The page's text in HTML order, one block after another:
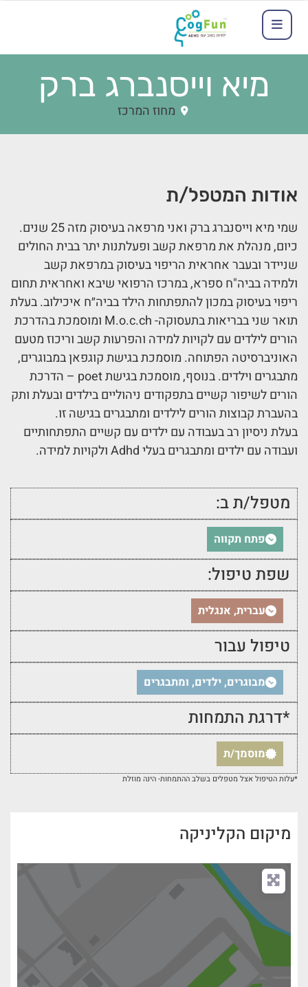
מיא וייסנברג ברק
מחוז המרכז
אודות המטפל/ת
שמי מיא וייסנברג ברק ואני מרפאה בעיסוק מזה 25 שנים.
כיום, מנהלת את מרפאת קשב ופעלתנות יתר בבית החולים
שניידר ובעבר אחראית הריפוי בעיסוק במרפאת קשב
ולמידה בביה"ח ספרא, במרכז הרפואי שיבא ואחראית תחום
ריפוי בעיסוק במכון להתפתחות הילד בביה״ח איכילוב. בעלת
תואר שני בבריאות בתעסוקה- M.o.c.ch ומוסמכת בהדרכת
הורים לילדים עם לקויות למידה והפרעות קשב וריכוז מטעם
האוניברסיטה הפתוחה. מוסמכת בגישת קוגפאן במבוגרים,
מתבגרים וילדים. בנוסף, מוסמכת בגישת poet – הדרכת
הורים לשיפור קשיים בתפקודים ניהוליים בילדים ובעלת ותק
בהעברת קבוצות הורים לילדים ומתבגרים בגישה זו.
בעלת ניסיון רב בעבודה עם ילדים עם קשיים התפתחותיים
ועבודה עם ילדים ומתבגרים בעלי Adhd ולקויות למידה.
מטפל/ת ב:
פתח תקווה
שפת טיפול:
עברית, אנגלית
טיפול עבור
מבוגרים, ילדים, ומתבגרים
*דרגת התמחות
מוסמך/ת
*עלות הטיפול אצל מטפלים בשלב ההתמחות- הינה מוזלת
מיקום הקליניקה